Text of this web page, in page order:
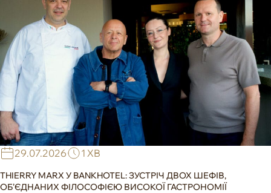
29.07.2026 1 ХВ
THIERRY MARX У BANKHOTEL: ЗУСТРІЧ ДВОХ ШЕФІВ,
ОБ’ЄДНАНИХ ФІЛОСОФІЄЮ ВИСОКОЇ ГАСТРОНОМІЇ